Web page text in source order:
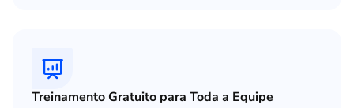
Treinamento Gratuito para Toda a Equipe